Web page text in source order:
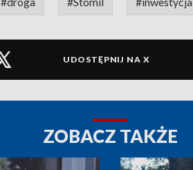
UDOSTĘPNIJ NA X
ZOBACZ TAKŻE